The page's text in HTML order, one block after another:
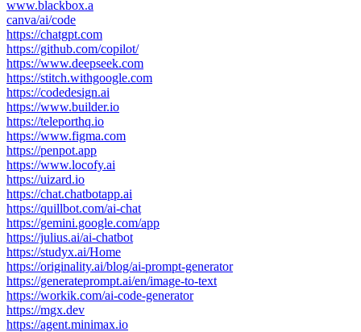
www.blackbox.a
canva/ai/code
https://chatgpt.com
https://github.com/copilot/
https://www.deepseek.com
https://stitch.withgoogle.com
https://codedesign.ai
https://www.builder.io
https://teleporthq.io
https://www.figma.com
https://penpot.app
https://www.locofy.ai
https://uizard.io
https://chat.chatbotapp.ai
https://quillbot.com/ai-chat
https://gemini.google.com/app
https://julius.ai/ai-chatbot
https://studyx.ai/Home
https://originality.ai/blog/ai-prompt-generator
https://generateprompt.ai/en/image-to-text
https://workik.com/ai-code-generator
https://mgx.dev
https://agent.minimax.io